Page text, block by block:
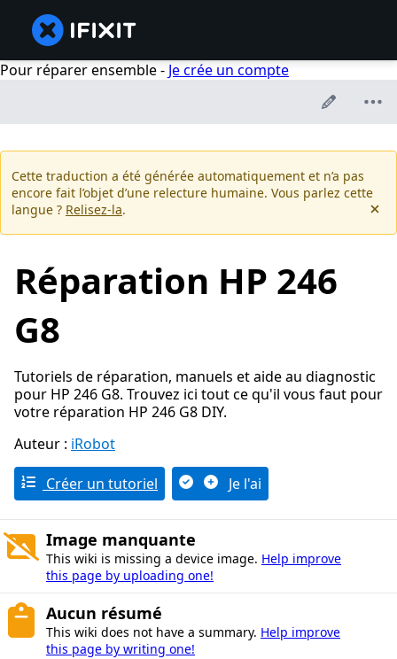
Pour réparer ensemble - Je crée un compte
Cette traduction a été générée automatiquement et n’a pas
encore fait l’objet d’une relecture humaine. Vous parlez cette
langue ? Relisez-la.
Réparation HP 246
G8
Tutoriels de réparation, manuels et aide au diagnostic
pour HP 246 G8. Trouvez ici tout ce qu'il vous faut pour
votre réparation HP 246 G8 DIY.
Auteur : iRobot
Créer un tutoriel Je l'ai
Image manquante
This wiki is missing a device image. Help improve
this page by uploading one!
Aucun résumé
This wiki does not have a summary. Help improve
this page by writing one!